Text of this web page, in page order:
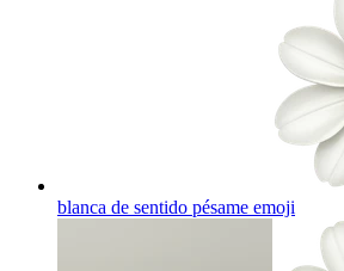
blanca de sentido pésame emoji